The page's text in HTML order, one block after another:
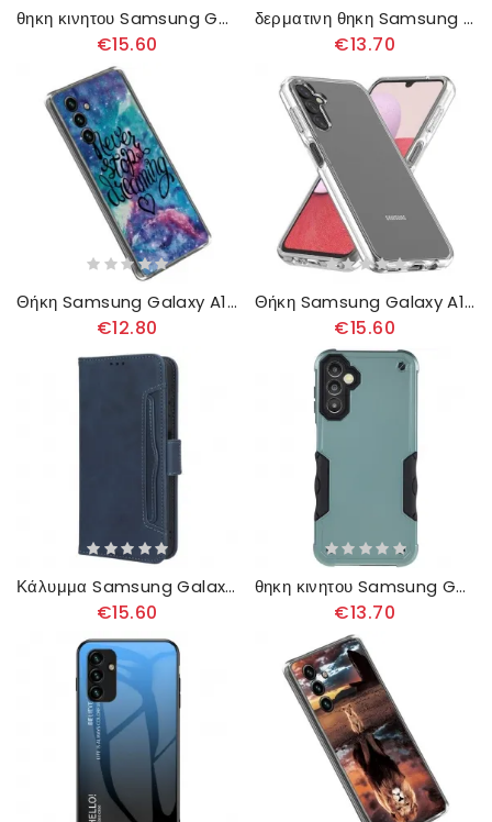
θηκη κινητου Samsung Galaxy A14 / A14 5G Θήκη Flip Τρισδιάστατο Μοτίβο
€15.60
δερματινη θηκη Samsung Galaxy A14 / A14 5G Φυλετικός Ελέφαντας
€13.70
Θήκη Samsung Galaxy A14 / A14 5G Ποτε Μην Σταματας Να Ονειρευεσαι
€12.80
Θήκη Samsung Galaxy A14 / A14 5G Διαφανές Υβρίδιο
€15.60
Κάλυμμα Samsung Galaxy A14 / A14 5G Κατηγορία Premier Πολλαπλών Καρτών
€15.60
θηκη κινητου Samsung Galaxy A14 / A14 5G Μεταλλικό Εφέ
€13.70